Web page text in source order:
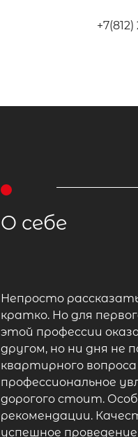
О себе
Непросто
кратко. Но для
этой профессии
другом, но ни дня не
квартирного
профессиональное
дорогого стоит.
рекомендации.
успешное